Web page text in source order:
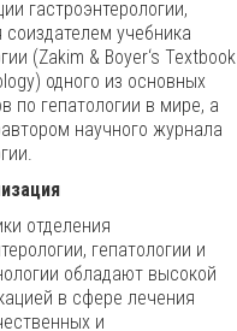
гастроэнтерологии,
соиздателем учебника
(Zakim & Boyer‘s Textbook
одного из основных
по гепатологии в мире, а
научного журнала
отделения
гепатологии и
обладают высокой
в сфере лечения
и